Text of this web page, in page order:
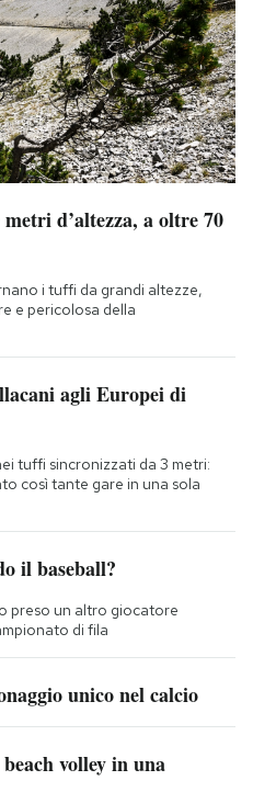
d’altezza, a oltre 70
i tuffi da grandi altezze,
e pericolosa della
agli Europei di
tuffi sincronizzati da 3 metri:
così tante gare in una sola
il baseball?
preso un altro giocatore
di fila
unico nel calcio
volley in una